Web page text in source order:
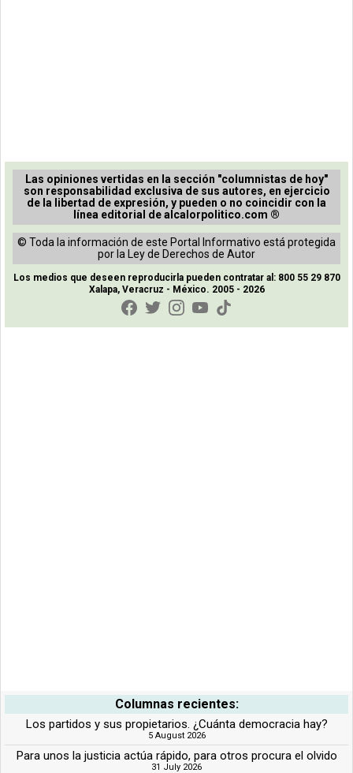
Las opiniones vertidas en la sección "columnistas de hoy"
son responsabilidad exclusiva de sus autores, en ejercicio
de la libertad de expresión, y pueden o no coincidir con la
línea editorial de alcalorpolitico.com ®
© Toda la información de este Portal Informativo está protegida
por la Ley de Derechos de Autor
Los medios que deseen reproducirla pueden contratar al: 800 55 29 870
Xalapa, Veracruz - México. 2005 - 2026
Columnas recientes:
Los partidos y sus propietarios. ¿Cuánta democracia hay?
5 August 2026
Para unos la justicia actúa rápido, para otros procura el olvido
31 July 2026